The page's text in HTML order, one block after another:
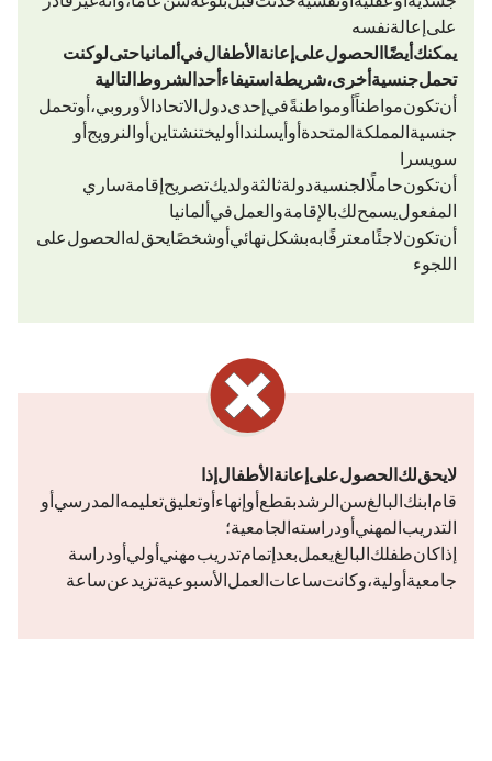
على إعالة نفسه.
يمكنك أيضًا الحصول على إعانة الأطفال في ألمانيا حتى لو كنت
تحمل جنسية أخرى، شريطة استيفاء أحد الشروط التالية:
أن تكون مواطناً أو مواطنةً في إحدى دول الاتحاد الأوروبي، أو تحمل
جنسية المملكة المتحدة أو أيسلندا أو ليختنشتاين أو النرويج أو
سويسرا.
أن تكون حاملًا لجنسية دولة ثالثة ولديك تصريح إقامة ساري
المفعول يسمح لك بالإقامة والعمل في ألمانيا.
أن تكون لاجئًا معترفًا به بشكل نهائي أو شخصًا يحق له الحصول على
اللجوء.
لا يحق لك الحصول على إعانة الأطفال إذا
قام ابنك البالغ سن الرشد بقطع أو إنهاء أو تعليق تعليمه المدرسي أو
التدريب المهني أو دراسته الجامعية؛
إذا كان طفلك البالغ يعمل بعد إتمام تدريب مهني أولي أو دراسة
جامعية أولية، وكانت ساعات العمل الأسبوعية تزيد عن 20 ساعة.